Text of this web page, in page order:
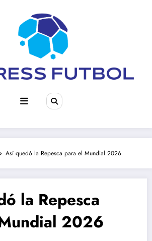
Así quedó la Repesca para el Mundial 2026
la Repesca
2026